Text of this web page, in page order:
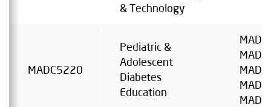
& Technology
MADC5220
Pediatric &
Adolescent
Diabetes
Education